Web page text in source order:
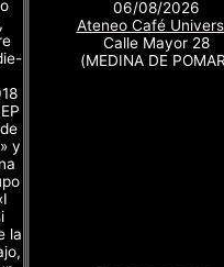
y
la
06/08/2026
Ateneo Café
Calle Mayor 28
(MEDINA DE